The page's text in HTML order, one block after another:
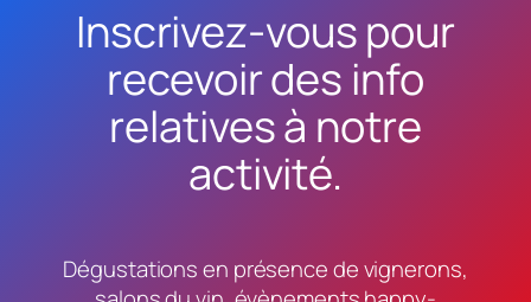
Inscrivez-vous pour
recevoir des info
relatives à notre
activité.
Dégustations en présence de vignerons,